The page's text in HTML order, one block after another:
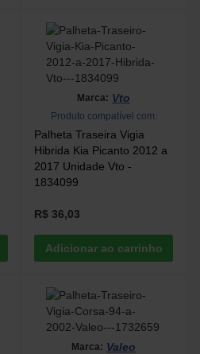
Marca: Vto
Produto compatível com:
Palheta Traseira Vigia
Hibrida Kia Picanto 2012 a
2017 Unidade Vto -
1834099
R$ 36,03
Marca: Valeo